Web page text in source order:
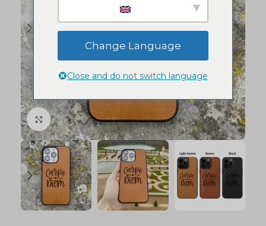
Click to enlarge
Change Language
Close and do not switch language